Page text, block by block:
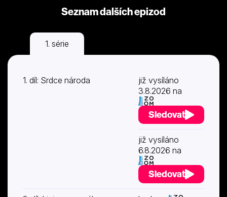
Seznam dalších epizod
1. série
1. díl: Srdce národa
již vysíláno
3.8.2026 na
Sledovat
již vysíláno
6.8.2026 na
Sledovat